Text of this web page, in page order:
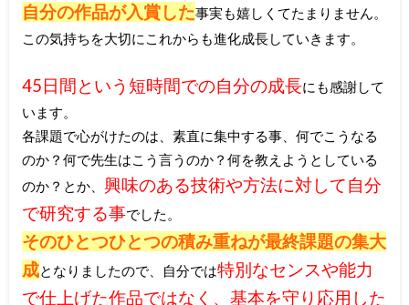
自分の作品が入賞した事実も嬉しくてたまりません。
この気持ちを大切にこれからも進化成長していきます。
45日間という短時間での自分の成長にも感謝して
います。
各課題で心がけたのは、素直に集中する事、何でこうなる
のか？何で先生はこう言うのか？何を教えようとしている
のか？とか、 興味のある技術や方法に対して自分
で研究する事でした。
そのひとつひとつの積み重ねが最終課題の集大
成となりましたので、自分では特別なセンスや能力
で仕上げた作品ではなく、基本を守り応用した